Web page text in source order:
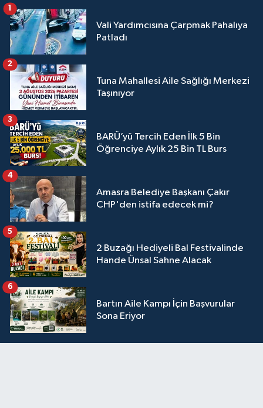
Vali Yardımcısına Çarpmak Pahalıya
Patladı
1
Tuna Mahallesi Aile Sağlığı Merkezi
Taşınıyor
2
BARÜ’yü Tercih Eden İlk 5 Bin
Öğrenciye Aylık 25 Bin TL Burs
3
Amasra Belediye Başkanı Çakır
CHP'den istifa edecek mi?
4
2 Buzağı Hediyeli Bal Festivalinde
Hande Ünsal Sahne Alacak
5
Bartın Aile Kampı İçin Başvurular
Sona Eriyor
6